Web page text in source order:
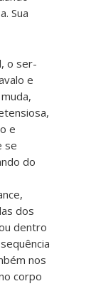
Sua
o ser-
e
e
se
do
dos
dentro
nos
corpo